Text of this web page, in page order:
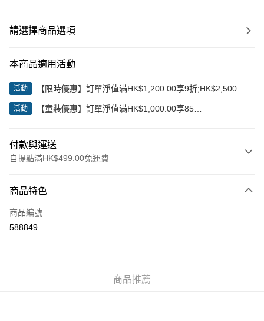
請選擇商品選項
本商品適用活動
活動
【限時優惠】訂單淨值滿HK$1,200.00享9折;HK$2,500.00
活動
【童裝優惠】訂單淨值滿HK$1,000.00享85
付款與運送
自提點滿HK$499.00免運費
信用卡
Apple Pay
商品特色
商品編號
588849
商品推薦